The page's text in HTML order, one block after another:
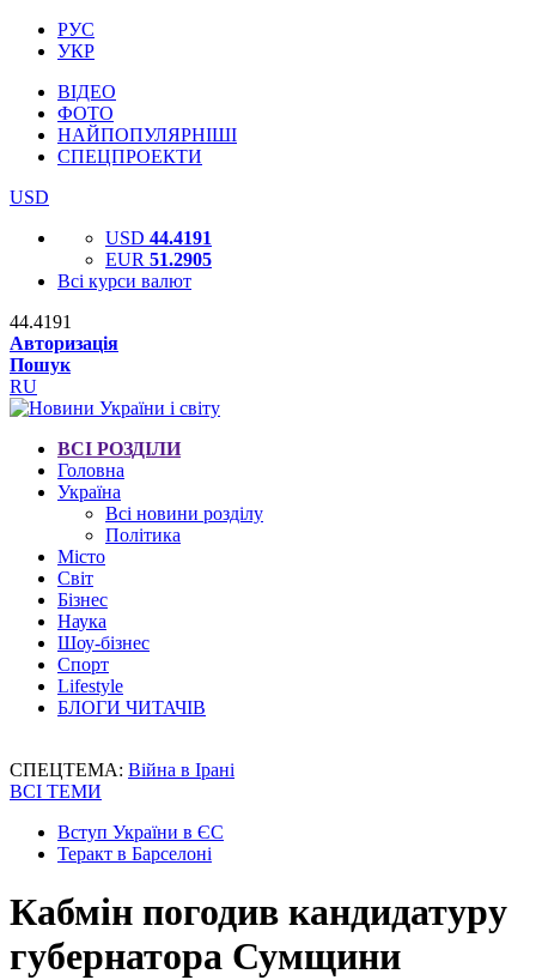
РУС
УКР
ВІДЕО
ФОТО
НАЙПОПУЛЯРНІШІ
СПЕЦПРОЕКТИ
USD
USD 44.4191
EUR 51.2905
Всі курси валют
44.4191
Авторизація
Пошук
RU
ВСІ РОЗДІЛИ
Головна
Україна
Всі новини розділу
Політика
Місто
Світ
Бізнес
Наука
Шоу-бізнес
Спорт
Lifestyle
БЛОГИ ЧИТАЧІВ
СПЕЦТЕМА: Війна в Ірані
ВСІ ТЕМИ
Вступ України в ЄС
Теракт в Барселоні
Кабмін погодив кандидатуру
губернатора Сумщини